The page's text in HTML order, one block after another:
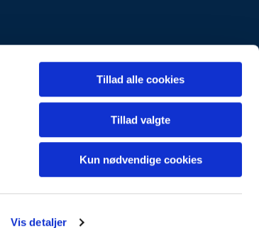
Vis detaljer
Tillad alle cookies
Tillad valgte
Kun nødvendige cookies